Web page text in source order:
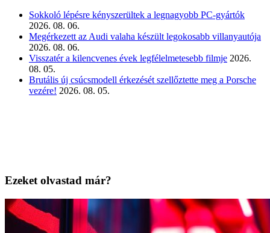
Sokkoló lépésre kényszerültek a legnagyobb PC-gyártók
2026. 08. 06.
Megérkezett az Audi valaha készült legokosabb villanyautója
2026. 08. 06.
Visszatér a kilencvenes évek legfélelmetesebb filmje 2026.
08. 05.
Brutális új csúcsmodell érkezését szellőztette meg a Porsche
vezére! 2026. 08. 05.
Ezeket olvastad már?